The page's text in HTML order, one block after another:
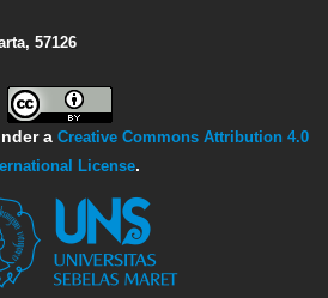
57126
a Creative Commons Attribution 4.0
License.